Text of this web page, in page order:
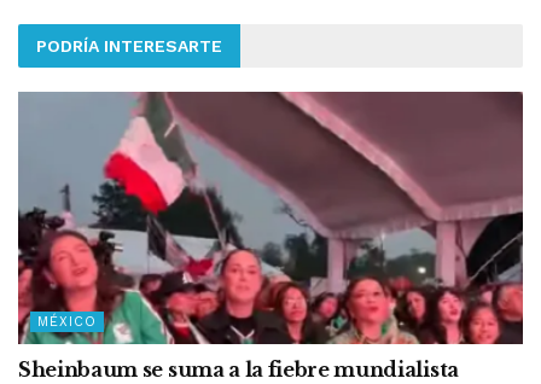
PODRÍA INTERESARTE
MÉXICO
Sheinbaum se suma a la fiebre mundialista